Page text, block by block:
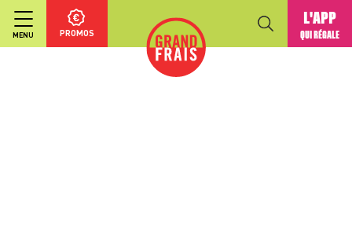
MENU PROMOS
L'APP
QUI RÉGALE